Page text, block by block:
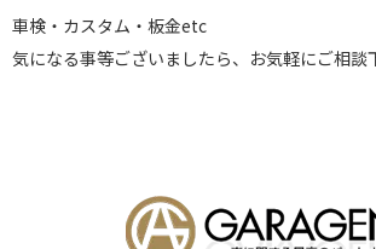
車検・カスタム・板金etc
気になる事等ございましたら、お気軽にご相談